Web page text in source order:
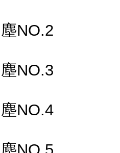
塵NO.2
塵NO.3
塵NO.4